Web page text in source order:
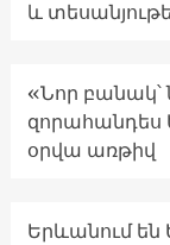
և
«Նոր բանակ՝
զորահանդես
օրվա առթիվ
Երևանում